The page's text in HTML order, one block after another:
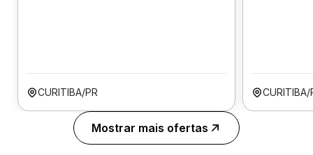
CURITIBA/PR CURITIBA/
Mostrar mais ofertas